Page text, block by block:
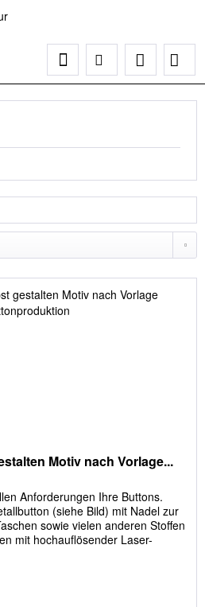
Motiv nach Vorlage...
Anforderungen Ihre Buttons.
(siehe Bild) mit Nadel zur
sowie vielen anderen Stoffen
mit hochauflösender Laser-